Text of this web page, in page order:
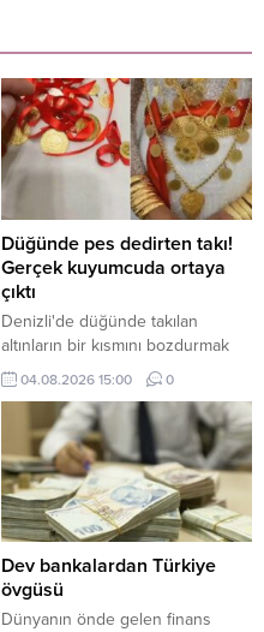
Düğünde pes dedirten takı!
Gerçek kuyumcuda ortaya
çıktı
Denizli'de düğünde takılan
altınların bir kısmını bozdurmak
için kuyumcuya giden damat,
karşılaştığı manzara karşısında
neye uğradığını şaşırdı. İşte
detaylar...
04.08.2026 15:00 0
Dev bankalardan Türkiye
övgüsü
Dünyanın önde gelen finans